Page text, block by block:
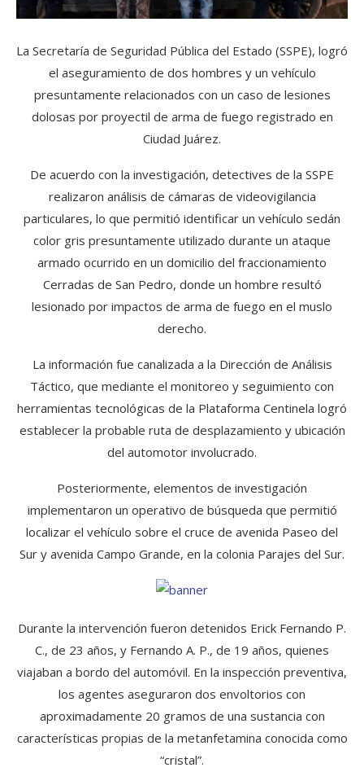
La Secretaría de Seguridad Pública del Estado (SSPE), logró
el aseguramiento de dos hombres y un vehículo
presuntamente relacionados con un caso de lesiones
dolosas por proyectil de arma de fuego registrado en
Ciudad Juárez.
De acuerdo con la investigación, detectives de la SSPE
realizaron análisis de cámaras de videovigilancia
particulares, lo que permitió identificar un vehículo sedán
color gris presuntamente utilizado durante un ataque
armado ocurrido en un domicilio del fraccionamiento
Cerradas de San Pedro, donde un hombre resultó
lesionado por impactos de arma de fuego en el muslo
derecho.
La información fue canalizada a la Dirección de Análisis
Táctico, que mediante el monitoreo y seguimiento con
herramientas tecnológicas de la Plataforma Centinela logró
establecer la probable ruta de desplazamiento y ubicación
del automotor involucrado.
Posteriormente, elementos de investigación
implementaron un operativo de búsqueda que permitió
localizar el vehículo sobre el cruce de avenida Paseo del
Sur y avenida Campo Grande, en la colonia Parajes del Sur.
Durante la intervención fueron detenidos Erick Fernando P.
C., de 23 años, y Fernando A. P., de 19 años, quienes
viajaban a bordo del automóvil. En la inspección preventiva,
los agentes aseguraron dos envoltorios con
aproximadamente 20 gramos de una sustancia con
características propias de la metanfetamina conocida como
“cristal”.